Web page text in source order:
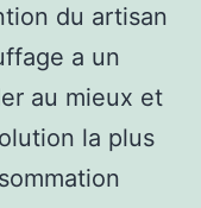
du artisan
a un
au mieux et
la plus